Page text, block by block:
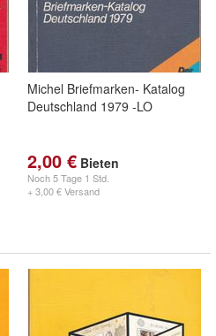
Michel Briefmarken- Katalog
Deutschland 1979 -LO
2,00 € Bieten
Noch5 Tage 1 Std.
+ 3,00 € Versand